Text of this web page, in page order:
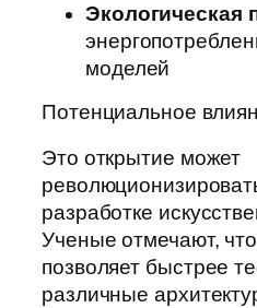
Экологическая
моделей
Потенциальное
Это открытие может
разработке
Ученые отмечают,
позволяет быстрее
различные